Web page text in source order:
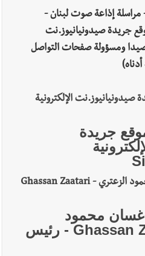
مراسلة إذاعة صوت لبنان -
جريدة صيدونيانيوز.نت
صيدا ومسؤولة صفحات التواصل
جريدة
غسان محمود
الزعتري - Ghassan Zaatari - رئيس